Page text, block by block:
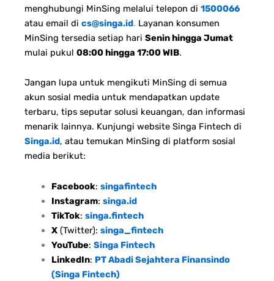
menghubungi MinSing melalui telepon di 1500066
atau email di cs@singa.id. Layanan konsumen
MinSing tersedia setiap hari Senin hingga Jumat
mulai pukul 08:00 hingga 17:00 WIB.
Jangan lupa untuk mengikuti MinSing di semua
akun sosial media untuk mendapatkan update
terbaru, tips seputar solusi keuangan, dan informasi
menarik lainnya. Kunjungi website Singa Fintech di
Singa.id, atau temukan MinSing di platform sosial
media berikut:
Facebook: singafintech
Instagram: singa.id
TikTok: singa.fintech
X(Twitter): singa_fintech
YouTube: Singa Fintech
LinkedIn: PT Abadi Sejahtera Finansindo
(Singa Fintech)